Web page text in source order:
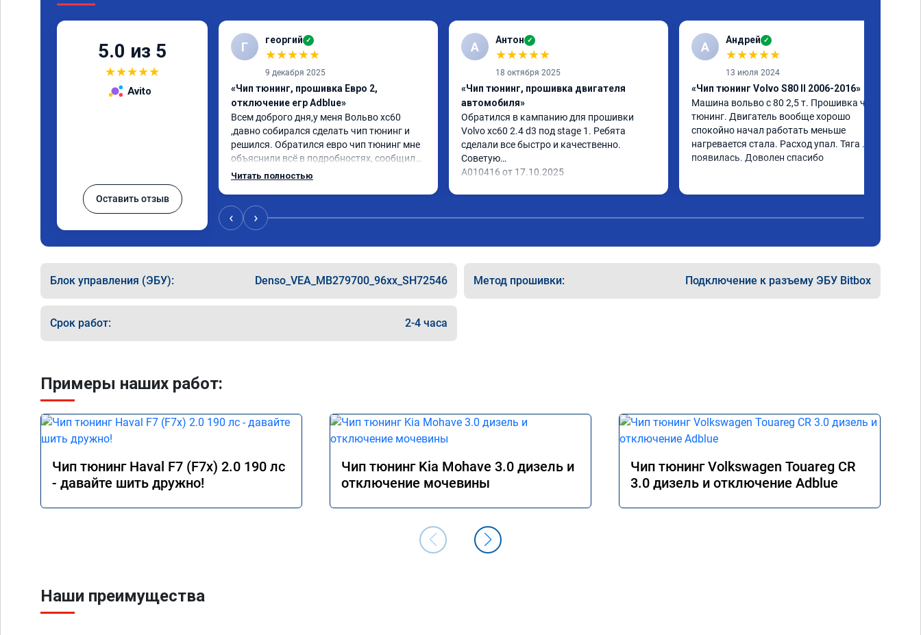
5.0 из 5
★★★★★
Avito
Оставить отзыв
Г георгий ✓
★★★★★
9 декабря 2025
«Чип тюнинг, прошивка Евро 2,
отключение егр Adblue»
Всем доброго дня,у меня Вольво xc60
,давно собирался сделать чип тюнинг и
решился. Обратился евро чип тюнинг мне
объяснили всё в подробностях, сообщили
сумму записали. Приехал в назначенное
сертификат ао11462 ,знают своё дело
рекомендую 👍
Читать полностью
А Антон ✓
★★★★★
18 октября 2025
«Чип тюнинг, прошивка двигателя
автомобиля»
Обратился в кампанию для прошивки
Volvo xc60 2.4 d3 под stage 1. Ребята
сделали все быстро и качественно.
Советую
А010416 от 17.10.2025
А Андрей ✓
★★★★★
13 июля 2024
«Чип тюнинг Volvo S80 II 2006-2016»
Машина вольво с 80 2,5 т. Прошивка чип
тюнинг. Двигатель вообще хорошо
спокойно начал работать меньше
нагревается стала. Расход упал. Тяга
появилась. Доволен спасибо
‹ ›
Блок управления (ЭБУ): Denso_VEA_MB279700_96xx_SH72546 Метод прошивки: Подключение к разъему ЭБУ Bitbox
Срок работ: 2-4 часа
Примеры наших работ:
Чип тюнинг Haval F7 (F7x) 2.0 190 лс
- давайте шить дружно!
Чип тюнинг Kia Mohave 3.0 дизель и
отключение мочевины
Чип тюнинг Volkswagen Touareg CR
3.0 дизель и отключение Adblue
Наши преимущества